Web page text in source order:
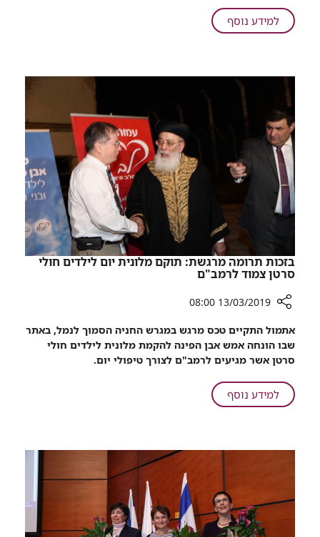
ותעלה
שנקדחה
גידול
ממוחה
של
אישה
שהתחרשה
למידע נוסףעל
12
שנקדחה
כדי
ממוחה
של
אישה
שהתחרשה
בזכות תרומה מרגשת: תוקם מלונית יום לילדים חולי
סרטן צמוד לרמב"ם
שיתוף
בזכות
תרומה
מרגשת:
תוקם
לרמב"ם
13/03/2019 08:00
אתמול התקיים טכס מרגש במגרש החניה הסמוך לנמל, באתר
שבו הונחה אמש אבן הפינה להקמת מלונית לילדים חולי
סרטן אשר מגיעים לרמב"ם לצורך טיפולי יום.
למידע נוסףעל
בזכות
מלונית
יום
לילדים
חולי